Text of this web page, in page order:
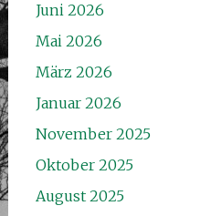
Juni 2026
Mai 2026
März 2026
Januar 2026
November 2025
Oktober 2025
August 2025